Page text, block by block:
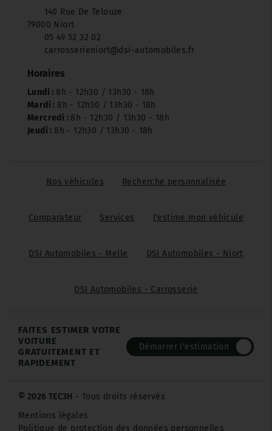
140 Rue De Telouze
79000 Niort
05 49 52 32 02
carrosserieniort@dsi-automobiles.fr
Horaires
Lundi : 8h - 12h30 / 13h30 - 18h
Mardi : 8h - 12h30 / 13h30 - 18h
Mercredi : 8h - 12h30 / 13h30 - 18h
Jeudi : 8h - 12h30 / 13h30 - 18h
Nos véhicules Recherche personnalisée
Comparateur Services J'estime mon véhicule
DSI Automobiles - Melle DSI Automobiles - Niort
DSI Automobiles - Carrosserie
FAITES ESTIMER VOTRE
VOITURE
GRATUITEMENT ET
RAPIDEMENT
Démarrer l'estimation
© 2026 TEC3H - Tous droits réservés
Mentions légales
Politique de protection des données personnelles